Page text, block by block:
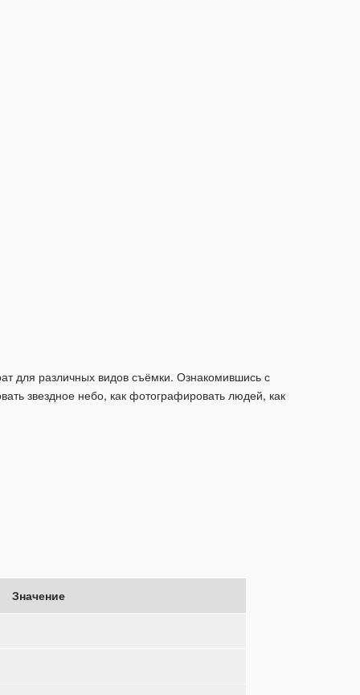
для различных видов съёмки. Ознакомившись с
звездное небо, как фотографировать людей, как
Значение